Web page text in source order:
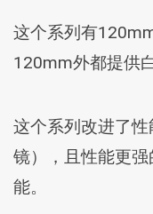
这个系列有
120mm外都提供
这个系列改进了
镜），且性能更
能。